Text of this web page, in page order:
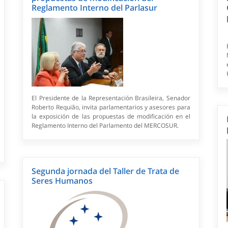
Reglamento Interno del Parlasur
El Presidente de la Representación Brasileira, Senador
Roberto Requião, invita parlamentarios y asesores para
la exposición de las propuestas de modificación en el
Reglamento Interno del Parlamento del MERCOSUR.
Segunda jornada del Taller de Trata de
Seres Humanos